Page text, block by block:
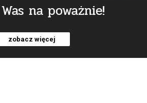
na poważnie!
zobacz więcej